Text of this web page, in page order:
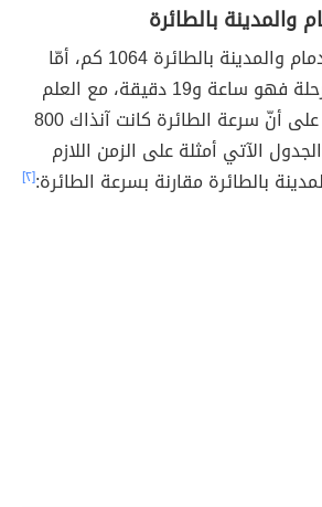
والمدينة بالطائرة
تبلغ المسافة بين الدمام والمدينة بالطائرة 1064 كم، أمّا
الوقت المُستغرق للرحلة فهو ساعة و19 دقيقة، مع العلم
أنّ هذه القراءة بناءً على أنّ سرعة الطائرة كانت آنذاك 800
الآتي أمثلة على الزمن اللازم
بالطائرة مقارنة بسرعة الطائرة:[٢]